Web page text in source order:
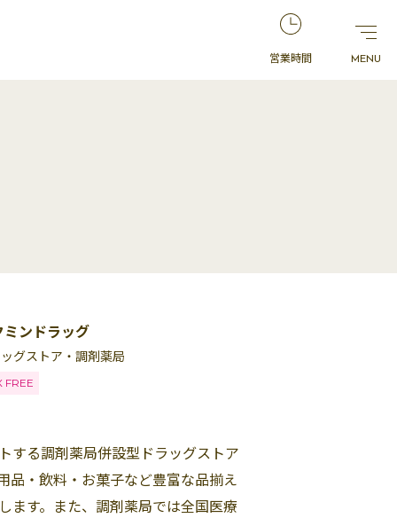
営業時間
ミンドラッグ
グストア・調剤薬局
FREE
する調剤薬局併設型ドラッグストア
品・飲料・お菓子など豊富な品揃え
ます。また、調剤薬局では全国医療